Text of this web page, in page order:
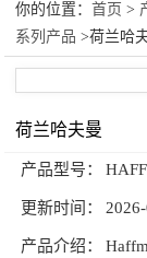
视频展示
公司新闻
联系我们
荷兰Haffmans
哈夫曼系列产品
你的位置：首页 >
系列产品 >荷兰哈
荷兰哈夫曼
产品型号：
更新时间：
产品介绍：